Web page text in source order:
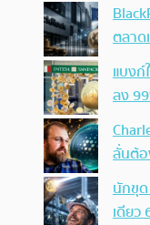
ตลาด
แบง
ลง
ลั่นต้อ
นักขุ
เดียว